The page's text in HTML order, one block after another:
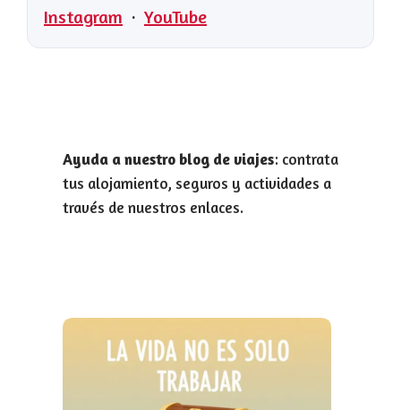
Instagram · YouTube
Ayuda a nuestro blog de viajes: contrata
tus alojamiento, seguros y actividades a
través de nuestros enlaces.